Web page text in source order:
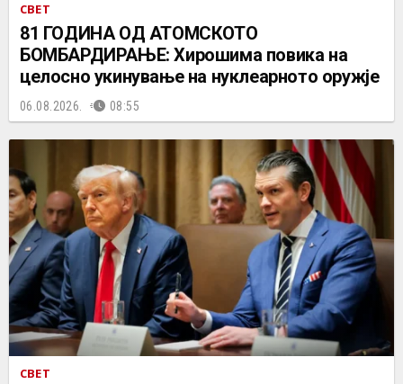
СВЕТ
81 ГОДИНА ОД АТОМСКОТО
БОМБАРДИРАЊЕ: Хирошима повика на
целосно укинување на нуклеарното оружје
06.08.2026. 08:55
СВЕТ